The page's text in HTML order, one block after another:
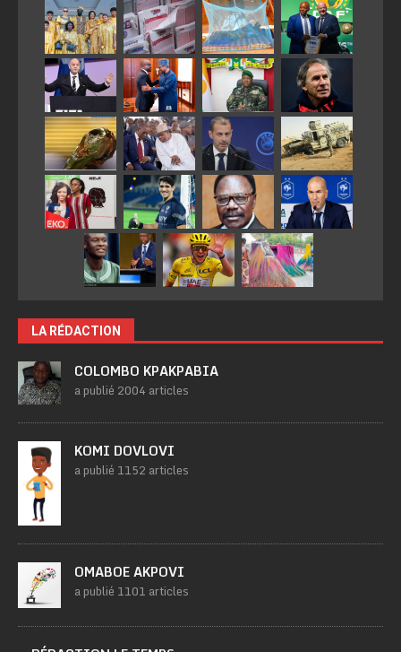
LA RÉDACTION
COLOMBO KPAKPABIA
a publié 2004 articles
KOMI DOVLOVI
a publié 1152 articles
OMABOE AKPOVI
a publié 1101 articles